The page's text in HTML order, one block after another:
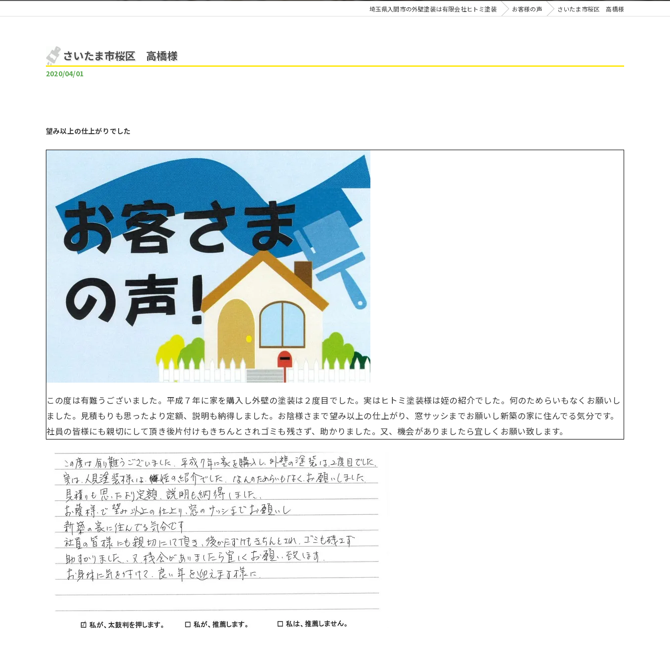
雨漏り
埼玉県入間市の外壁塗装は有限会社ヒトミ塗装 お客様の声 さいたま市桜区 高橋様
さいたま市桜区 高橋様
2020/04/01
望み以上の仕上がりでした
この度は有難うございました。平成７年に家を購入し外壁の塗装は２度目でした。実はヒトミ塗装様は姪の紹介でした。何のためらいもなくお願いし
ました。見積もりも思ったより定額、説明も納得しました。お陰様さまで望み以上の仕上がり、窓サッシまでお願いし新築の家に住んでる気分です。
社員の皆様にも親切にして頂き後片付けもきちんとされゴミも残さず、助かりました。又、機会がありましたら宜しくお願い致します。